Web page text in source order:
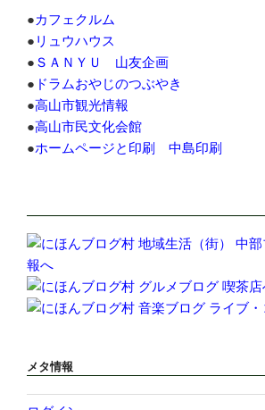
●カフェクルム
● リュウハウス
● ＳＡＮＹＵ 山友企画
● ドラムおやじのつぶやき
●高山市観光情報
●高山市民文化会館
●ホームページと印刷 中島印刷
メタ情報